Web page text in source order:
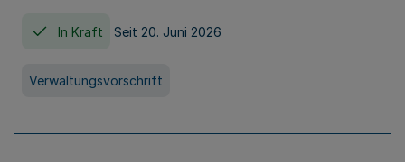
In Kraft Seit 20. Juni 2026
Verwaltungsvorschrift